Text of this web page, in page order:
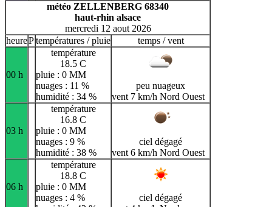
météo ZELLENBERG 68340
haut-rhin alsace
mercredi 12 aout 2026
heurePtempératures / pluie temps / vent
00 h
température
18.5 C
pluie : 0 MM
nuages : 11 %
humidité : 34 %
peu nuageux
vent 7 km/h Nord Ouest
03 h
température
16.8 C
pluie : 0 MM
nuages : 9 %
humidité : 38 %
ciel dégagé
vent 6 km/h Nord Ouest
06 h
température
18.8 C
pluie : 0 MM
nuages : 4 %
ciel dégagé